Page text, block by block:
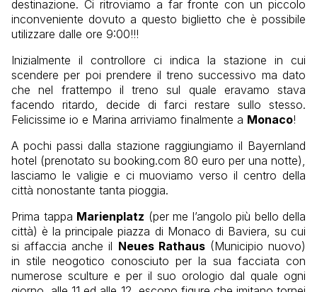
destinazione. Ci ritroviamo a far fronte con un piccolo
inconveniente dovuto a questo biglietto che è possibile
utilizzare dalle ore 9:00!!!
Inizialmente il controllore ci indica la stazione in cui
scendere per poi prendere il treno successivo ma dato
che nel frattempo il treno sul quale eravamo stava
facendo ritardo, decide di farci restare sullo stesso.
Felicissime io e Marina arriviamo finalmente a Monaco!
A pochi passi dalla stazione raggiungiamo il Bayernland
hotel (prenotato su booking.com 80 euro per una notte),
lasciamo le valigie e ci muoviamo verso il centro della
città nonostante tanta pioggia.
Prima tappa Marienplatz (per me l’angolo più bello della
città) è la principale piazza di Monaco di Baviera, su cui
si affaccia anche il Neues Rathaus(Municipio nuovo)
in stile neogotico conosciuto per la sua facciata con
numerose sculture e per il suo orologio dal quale ogni